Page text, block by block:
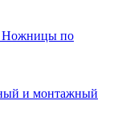
Ножницы по
и монтажный